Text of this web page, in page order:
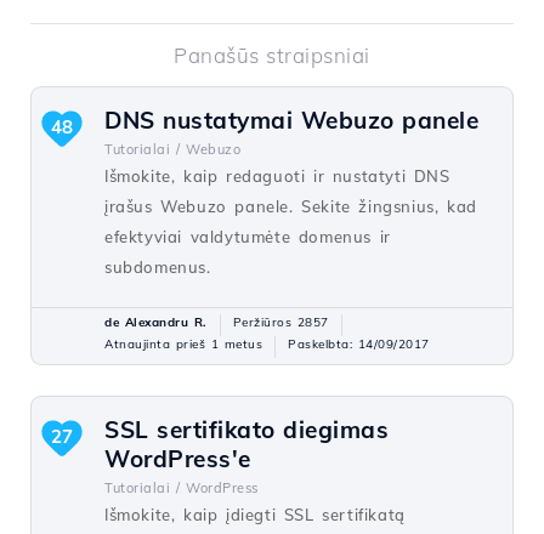
Panašūs straipsniai
DNS nustatymai Webuzo panele
Tutorialai / Webuzo
Išmokite, kaip redaguoti ir nustatyti DNS
įrašus Webuzo panele. Sekite žingsnius, kad
efektyviai valdytumėte domenus ir
subdomenus.
48
de Alexandru R.
Peržiūros 2857
Atnaujinta prieš 1 metus
Paskelbta: 14/09/2017
SSL sertifikato diegimas
WordPress'e
Tutorialai / WordPress
Išmokite, kaip įdiegti SSL sertifikatą
27